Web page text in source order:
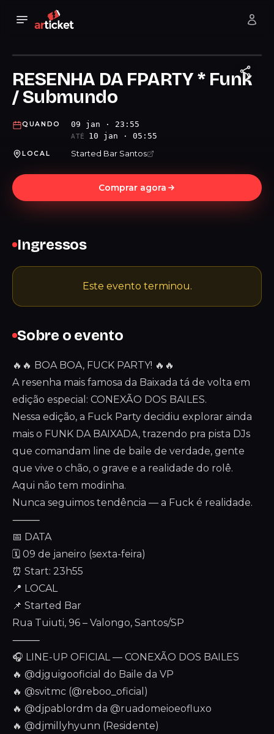
RESENHA DA FPARTY * Funk
/ Submundo
QUANDO 09 jan · 23:55
ATÉ 10 jan · 05:55
LOCAL Started Bar Santos
Comprar agora
Sobre o evento
🔥🔥 BOA BOA, FUCK PARTY! 🔥🔥
A resenha mais famosa da Baixada tá de volta em
edição especial: CONEXÃO DOS BAILES.
Nessa edição, a Fuck Party decidiu explorar ainda
mais o FUNK DA BAIXADA, trazendo pra pista DJs
que comandam line de baile de verdade, gente
que vive o chão, o grave e a realidade do rolê.
Aqui não tem modinha.
Nunca seguimos tendência — a Fuck é realidade.
⸻
📅 DATA
🗓 09 de janeiro (sexta-feira)
⏰ Start: 23h55
📍 LOCAL
📌 Started Bar
Rua Tuiuti, 96 – Valongo, Santos/SP
⸻
🎧 LINE-UP OFICIAL — CONEXÃO DOS BAILES
🔥 @djguigooficial do Baile da VP
🔥 @svitmc (@reboo_oficial)
🔥 @djpablordm da @ruadomeioeofluxo
🔥 @djmillyhyunn (Residente)
Ingressos
Este evento terminou.